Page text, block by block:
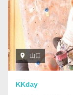
山口
KKday